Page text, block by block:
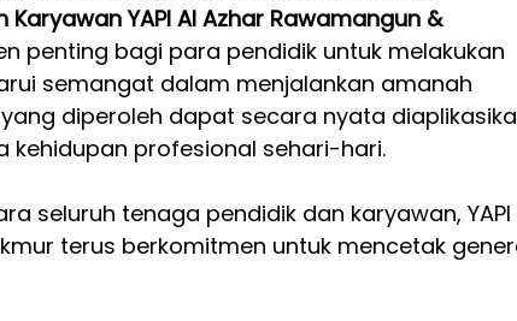
YAPI Al Azhar Rawamangun &
penting bagi para pendidik untuk melakukan
semangat dalam menjalankan amanah
diperoleh dapat secara nyata
kehidupan profesional sehari-hari.
seluruh tenaga pendidik dan karyawan,
terus berkomitmen untuk mencetak